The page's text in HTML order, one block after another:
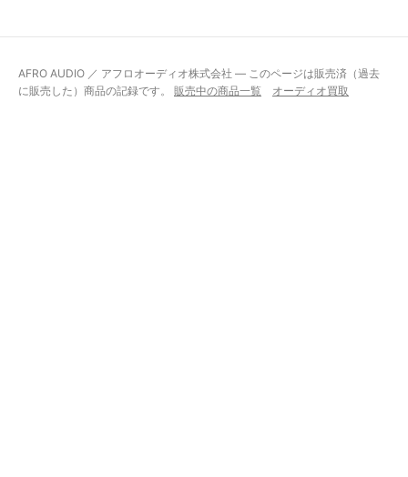
AFRO AUDIO ／ アフロオーディオ株式会社 — このページは販売済（過去
に販売した）商品の記録です。 販売中の商品一覧 オーディオ買取